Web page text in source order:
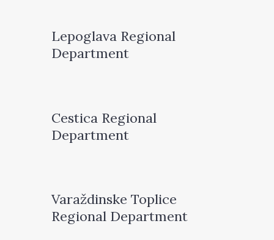
Lepoglava Regional
Department
Cestica Regional
Department
Varaždinske Toplice
Regional Department